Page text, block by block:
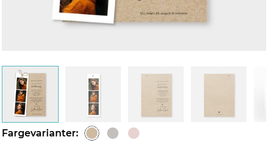
Fargevarianter: